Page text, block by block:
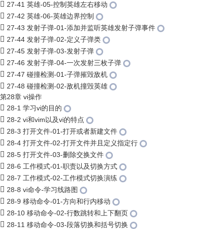
27-41 英雄-05-控制英雄左右移动
27-42 英雄-06-英雄边界控制
27-43 发射子弹-01-添加并监听英雄发射子弹事件
27-44 发射子弹-02-定义子弹类
27-45 发射子弹-03-发射子弹
27-46 发射子弹-04-一次发射三枚子弹
27-47 碰撞检测-01-子弹摧毁敌机
27-48 碰撞检测-02-敌机撞毁英雄
第28章 vi操作
28-1 学习vi的目的
28-2 vi和vim以及vi的特点
28-3 打开文件-01-打开或者新建文件
28-4 打开文件-02-打开文件并且定义指定行
28-5 打开文件-03-删除交换文件
28-6 工作模式-01-职责以及切换方式
28-7 工作模式-02-工作模式切换演练
28-8 vi命令-学习线路图
28-9 移动命令-01-方向和行内移动
28-10 移动命令-02-行数跳转和上下翻页
28-11 移动命令-03-段落切换和括号切换